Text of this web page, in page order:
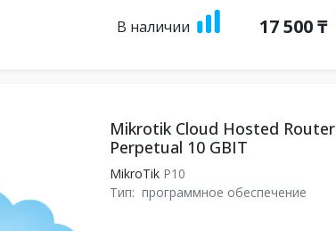
В наличии 17 500 ₸
Mikrotik Cloud Hosted Router
Perpetual 10 GBIT
MikroTikP10
Тип: программное обеспечение